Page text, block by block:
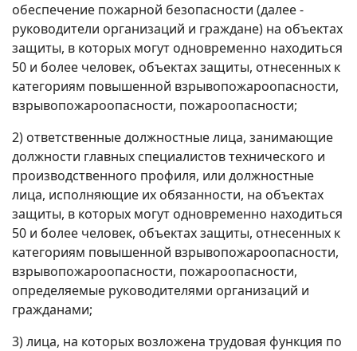
обеспечение пожарной безопасности (далее -
руководители организаций и граждане) на объектах
защиты, в которых могут одновременно находиться
50 и более человек, объектах защиты, отнесенных к
категориям повышенной взрывопожароопасности,
взрывопожароопасности, пожароопасности;
2) ответственные должностные лица, занимающие
должности главных специалистов технического и
производственного профиля, или должностные
лица, исполняющие их обязанности, на объектах
защиты, в которых могут одновременно находиться
50 и более человек, объектах защиты, отнесенных к
категориям повышенной взрывопожароопасности,
взрывопожароопасности, пожароопасности,
определяемые руководителями организаций и
гражданами;
3) лица, на которых возложена трудовая функция по